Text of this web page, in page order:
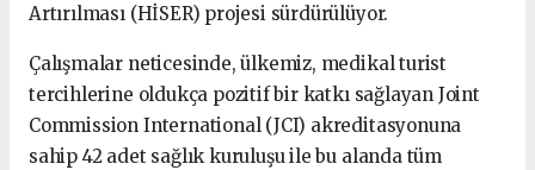
Artırılması (HİSER) projesi sürdürülüyor.
Çalışmalar neticesinde, ülkemiz, medikal turist
tercihlerine oldukça pozitif bir katkı sağlayan Joint
Commission International (JCI) akreditasyonuna
sahip 42 adet sağlık kuruluşu ile bu alanda tüm